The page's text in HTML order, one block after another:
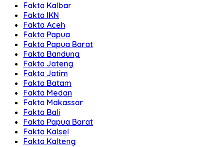
Fakta Kalbar
Fakta IKN
Fakta Aceh
Fakta Papua
Fakta Papua Barat
Fakta Bandung
Fakta Jateng
Fakta Jatim
Fakta Batam
Fakta Medan
Fakta Makassar
Fakta Bali
Fakta Papua Barat
Fakta Kalsel
Fakta Kalteng